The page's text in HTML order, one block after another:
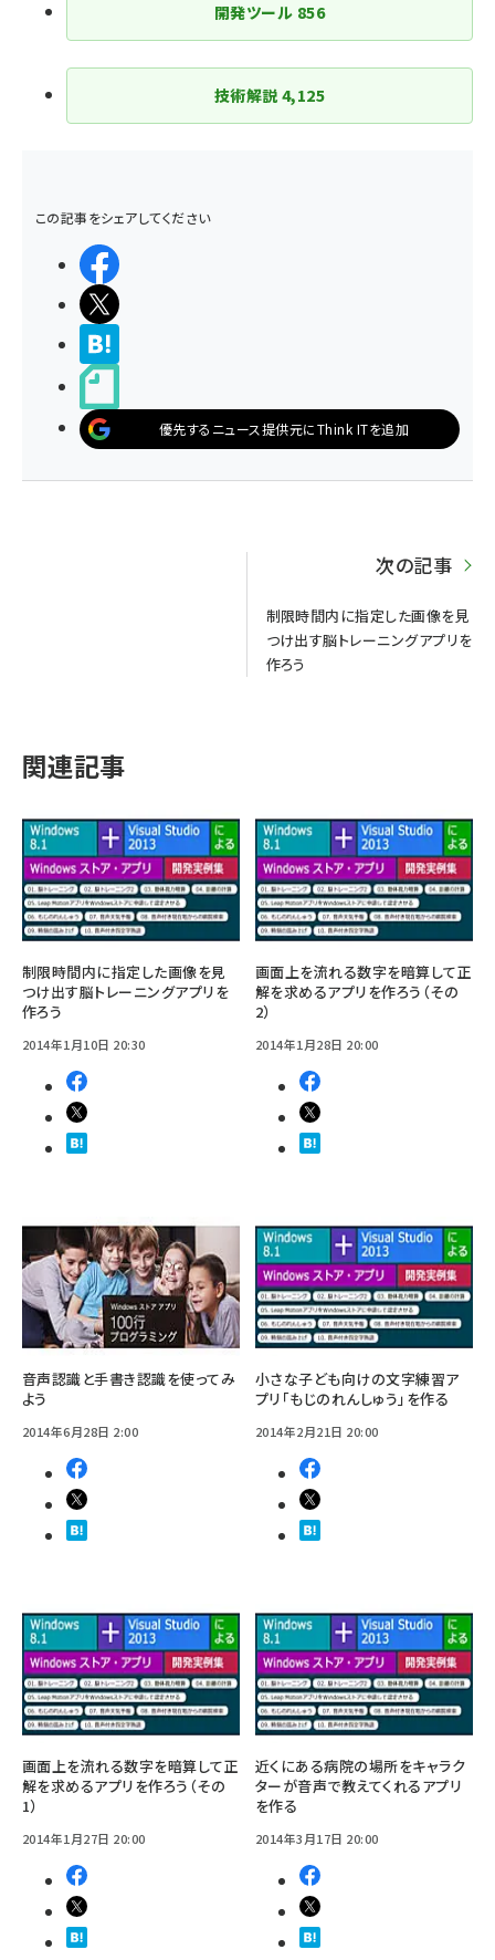
開発ツール 856
技術解説 4,125
この記事をシェアしてください
優先するニュース提供元にThink ITを追加
次の記事
制限時間内に指定した画像を見
つけ出す脳トレーニングアプリを
作ろう
関連記事
制限時間内に指定した画像を見
つけ出す脳トレーニングアプリを
作ろう
2014年1月10日 20:30
画面上を流れる数字を暗算して正
解を求めるアプリを作ろう（その
2）
2014年1月28日 20:00
音声認識と手書き認識を使ってみ
よう
2014年6月28日 2:00
小さな子ども向けの文字練習ア
プリ「もじのれんしゅう」を作る
2014年2月21日 20:00
画面上を流れる数字を暗算して正
解を求めるアプリを作ろう（その
1）
2014年1月27日 20:00
近くにある病院の場所をキャラク
ターが音声で教えてくれるアプリ
を作る
2014年3月17日 20:00